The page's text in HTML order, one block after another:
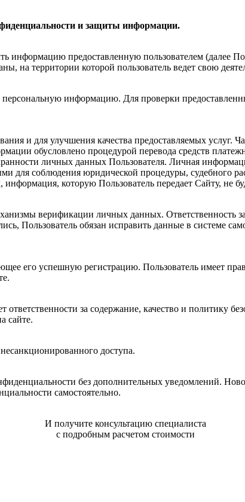
и защиты информации.
информацию предоставленную пользователем (далее
на территории которой пользователь ведет свою
персональную информацию. Для проверки
и для улучшения качества предоставляемых услуг.
обусловлено процедурой перевода средств
личных данных Пользователя. Личная
для соблюдения юридической процедуры, судебного
которую Пользователь передает Сайту, не
верификации личных данных. Ответственность
Пользователь обязан исправить данные в системе
его успешную регистрацию. Пользователь имеет
за содержание, качество и политику
сайте.
доступа.
без дополнительных уведомлений.
самостоятельно.
И получите консультацию специалиста
с подробным расчетом стоимости